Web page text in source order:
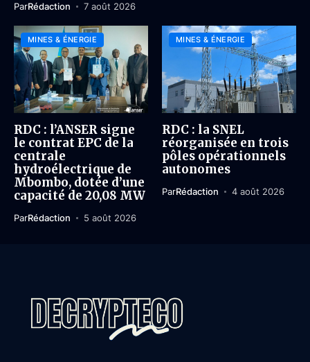
ParRédaction 7 août 2026
MINES & ÉNERGIE
RDC : l’ANSER signe
le contrat EPC de la
centrale
hydroélectrique de
Mbombo, dotée d’une
capacité de 20,08 MW
ParRédaction 5 août 2026
MINES & ÉNERGIE
RDC : la SNEL
réorganisée en trois
pôles opérationnels
autonomes
ParRédaction 4 août 2026